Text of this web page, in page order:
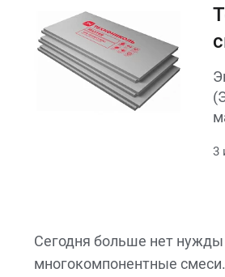
3
Сегодня больше нет
многокомпонентные